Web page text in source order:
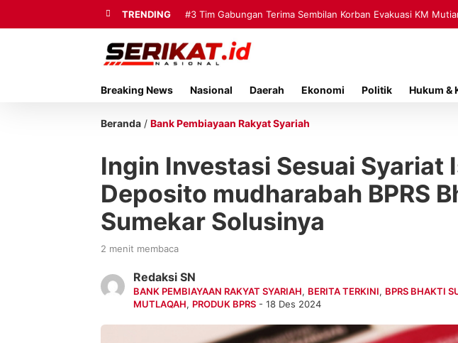
TRENDING #3 Tim Gabungan Terima Sembilan Korban Evakuasi KM
Breaking News Nasional Daerah Ekonomi Politik Hukum &
Beranda / Bank Pembiayaan Rakyat Syariah
Ingin Investasi Sesuai Syariat
Deposito mudharabah BPRS
Sumekar Solusinya
2 menit membaca
Redaksi SN
BANK PEMBIAYAAN RAKYAT SYARIAH, BERITA TERKINI, BPRS BHAKTI
MUTLAQAH, PRODUK BPRS - 18 Des 2024